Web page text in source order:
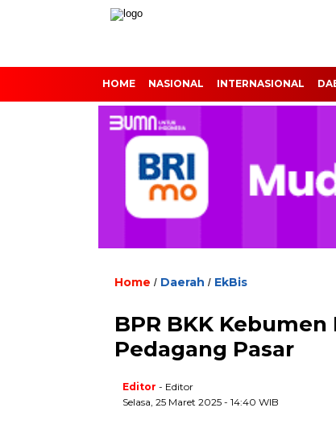
HOME NASIONAL INTERNASIONAL
Home / Daerah / EkBis
BPR BKK
Pedagang Pasar
Editor - Editor
Selasa, 25 Maret 2025 - 14:40 WIB